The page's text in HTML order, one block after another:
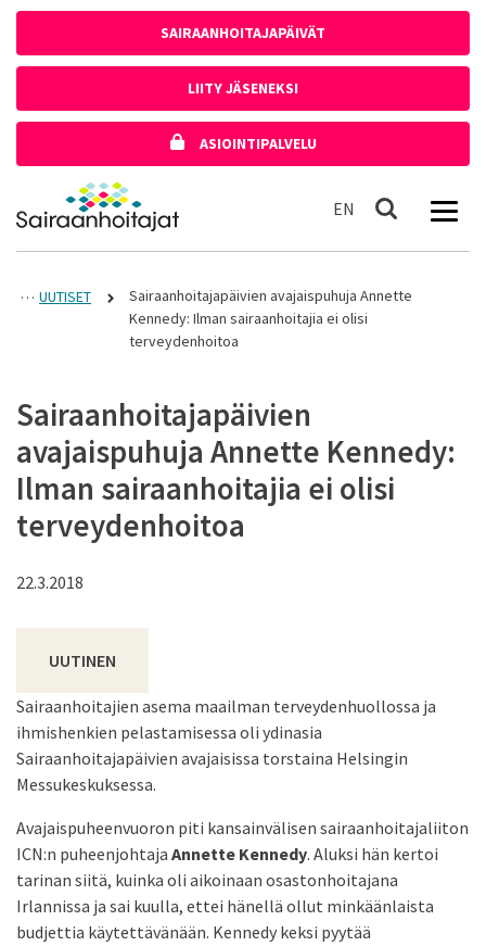
SAIRAANHOITAJAPÄIVÄT
LIITY JÄSENEKSI
ASIOINTIPALVELU
Etusivulle
EN In English
Haku
UUTISET
Sairaanhoitajapäivien avajaispuhuja Annette
Kennedy: Ilman sairaanhoitajia ei olisi
terveydenhoitoa
Sairaanhoitajapäivien
avajaispuhuja Annette Kennedy:
Ilman sairaanhoitajia ei olisi
terveydenhoitoa
22.3.2018
UUTINEN
Sairaanhoitajien asema maailman terveydenhuollossa ja
ihmishenkien pelastamisessa oli ydinasia
Sairaanhoitajapäivien avajaisissa torstaina Helsingin
Messukeskuksessa.
Avajaispuheenvuoron piti kansainvälisen sairaanhoitajaliiton
ICN:n puheenjohtaja Annette Kennedy. Aluksi hän kertoi
tarinan siitä, kuinka oli aikoinaan osastonhoitajana
Irlannissa ja sai kuulla, ettei hänellä ollut minkäänlaista
budjettia käytettävänään. Kennedy keksi pyytää